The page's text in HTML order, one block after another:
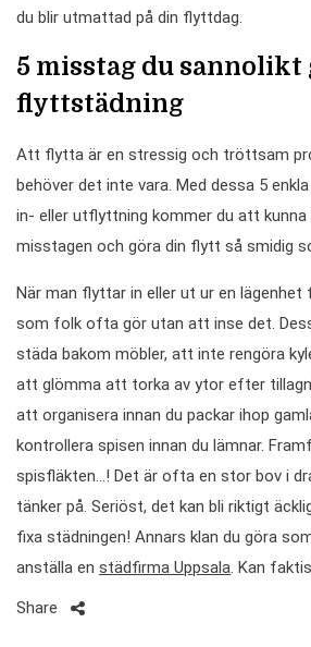
du blir utmattad på din flyttdag.
5 misstag du sannolikt
flyttstädning
Att flytta är en stressig och tröttsam
behöver det inte vara. Med dessa 5
in- eller utflyttning kommer du att kunna
misstagen och göra din flytt så smidig
När man flyttar in eller ut ur en
som folk ofta gör utan att inse det.
städa bakom möbler, att inte rengöra
att glömma att torka av ytor efter
att organisera innan du packar ihop
kontrollera spisen innan du lämnar.
spisfläkten…! Det är ofta en stor bov i
tänker på. Seriöst, det kan bli riktigt
fixa städningen! Annars klan du göra
anställa en städfirma Uppsala. Kan
Share